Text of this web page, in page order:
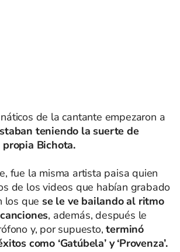
de la cantante empezaron a
teniendo la suerte de
Bichota.
fue la misma artista paisa quien
de los videos que habían grabado
los que se le ve bailando al ritmo
, además, después le
y, por supuesto, terminó
como ‘Gatúbela’ y ‘Provenza’.